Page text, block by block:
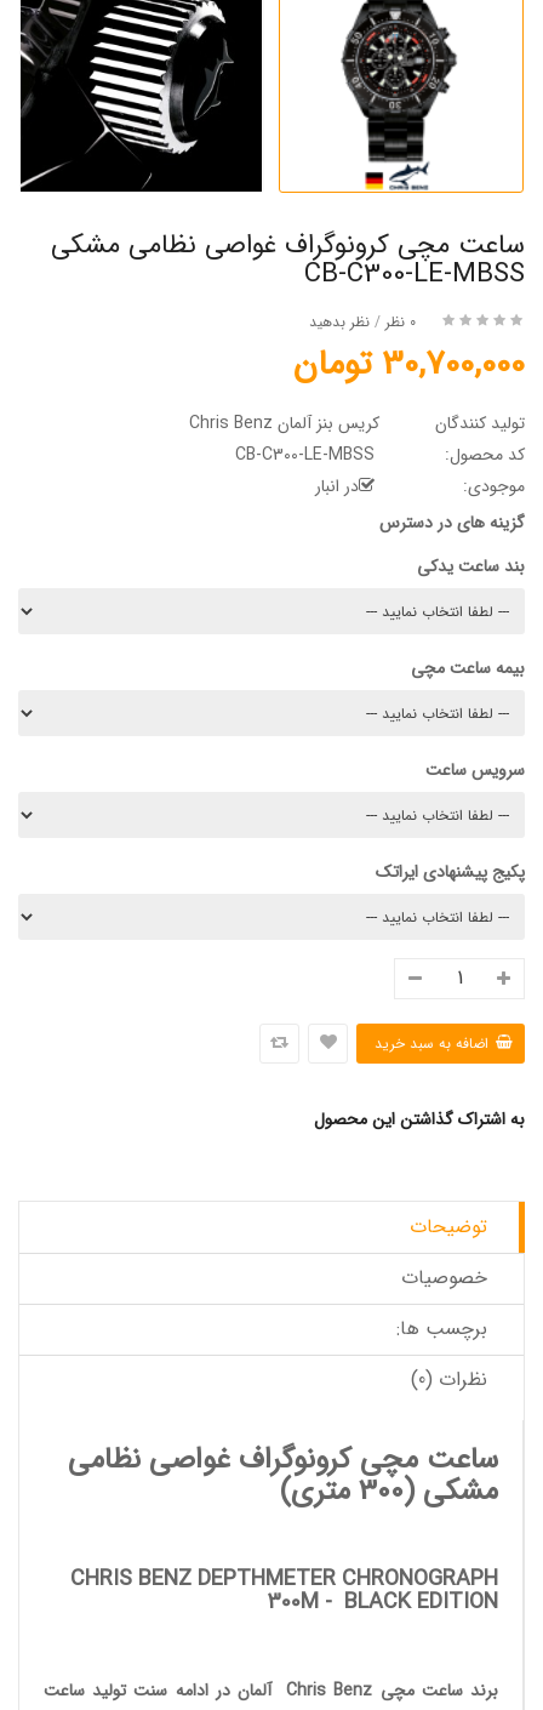
ساعت مچی کرونوگراف غواصی نظامی مشکی
CB-C300-LE-MBSS
0 نظر / نظر بدهید
30,700,000 تومان
تولید کنندگان
کریس بنز آلمان Chris Benz
کد محصول:
موجودی:
در انبار
گزینه های در دسترس
بند ساعت یدکی
بیمه ساعت مچی
سرویس ساعت
پکیج پیشنهادی ایراتک
به اشتراک گذاشتن این محصول
توضیحات
خصوصیات
برچسب ها:
نظرات (0)
ساعت مچی کرونوگراف غواصی نظامی
مشکی(300 متری)
CHRIS BENZ DEPTHMETER CHRONOGRAPH
300M - BLACK EDITION
برند ساعت مچی Chris Benzآلمان در ادامه سنت تولید ساعت